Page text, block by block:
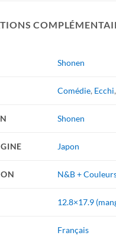
Shonen
Comédie, Ecchi,
Shonen
Japon
N&B +
12.8×17.9
Français